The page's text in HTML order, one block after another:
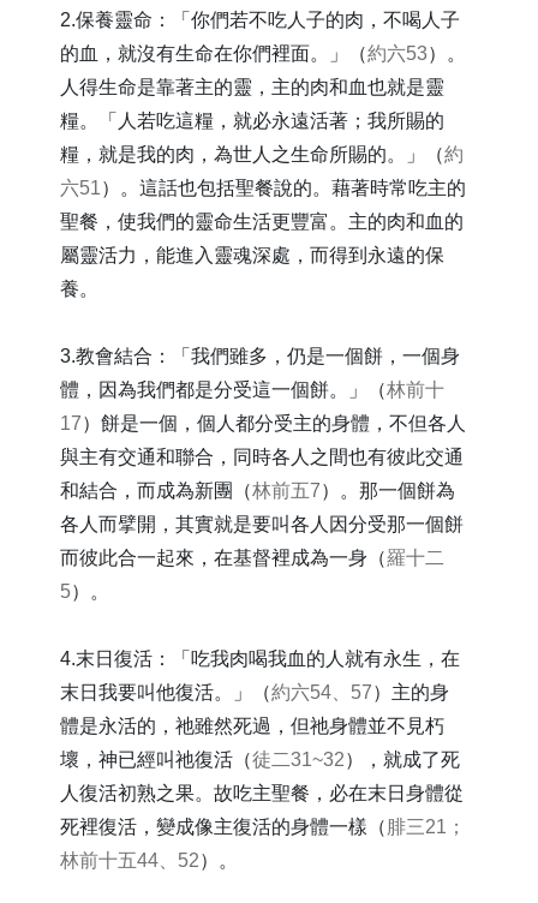
2.保養靈命：「你們若不吃人子的肉，不喝人子
的血，就沒有生命在你們裡面。」（約六53）。
人得生命是靠著主的靈，主的肉和血也就是靈
糧。「人若吃這糧，就必永遠活著；我所賜的
糧，就是我的肉，為世人之生命所賜的。」（約
六51）。這話也包括聖餐說的。藉著時常吃主的
聖餐，使我們的靈命生活更豐富。主的肉和血的
屬靈活力，能進入靈魂深處，而得到永遠的保
養。
3.教會結合：「我們雖多，仍是一個餅，一個身
體，因為我們都是分受這一個餅。」（林前十
17）餅是一個，個人都分受主的身體，不但各人
與主有交通和聯合，同時各人之間也有彼此交通
和結合，而成為新團（林前五7）。那一個餅為
各人而擘開，其實就是要叫各人因分受那一個餅
而彼此合一起來，在基督裡成為一身（羅十二
5）。
4.末日復活：「吃我肉喝我血的人就有永生，在
末日我要叫他復活。」（約六54、57）主的身
體是永活的，祂雖然死過，但祂身體並不見朽
壞，神已經叫祂復活（徒二31~32），就成了死
人復活初熟之果。故吃主聖餐，必在末日身體從
死裡復活，變成像主復活的身體一樣（ 腓三21；
林前十五44、52）。